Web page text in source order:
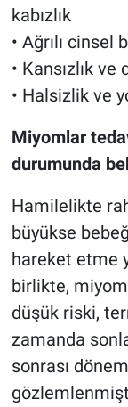
kabızlık
• Ağrılı cinsel
• Kansızlık
• Halsizlik ve
Miyomlar
durumunda
Hamilelikte
büyükse
hareket etme
birlikte,
düşük riski,
zamanda
sonrası